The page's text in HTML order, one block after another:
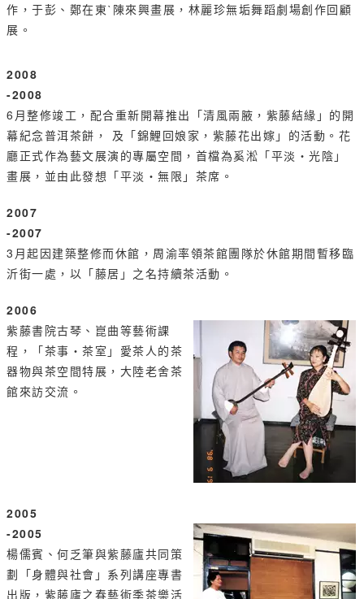
作，于彭、鄭在東ˋ陳來興畫展，林麗珍無垢舞蹈劇場創作回顧
展。
2008
-2008
6月整修竣工，配合重新開幕推出「清風兩腋，紫藤結緣」的開
幕紀念普洱茶餅， 及「錦鯉回娘家，紫藤花出嫁」的活動。花
廳正式作為藝文展演的專屬空間，首檔為奚淞「平淡‧光陰」
畫展，並由此發想「平淡‧無限」茶席。
2007
-2007
3月起因建築整修而休館，周渝率領茶館團隊於休館期間暫移臨
沂街一處，以「藤居」之名持續茶活動。
2006
紫藤書院古琴、崑曲等藝術課
程，「茶事‧茶室」愛茶人的茶
器物與茶空間特展，大陸老舍茶
館來訪交流。
2005
-2005
楊儒賓、何乏筆與紫藤廬共同策
劃「身體與社會」系列講座專書
出版，紫藤廬之春藝術季茶樂活